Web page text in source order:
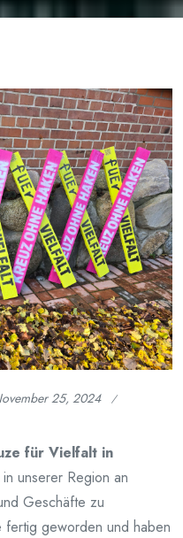
25, 2024
für Vielfalt in
unserer Region an
Geschäfte zu
fertig geworden und haben